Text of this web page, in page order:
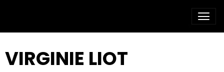
VIRGINIE LIOT